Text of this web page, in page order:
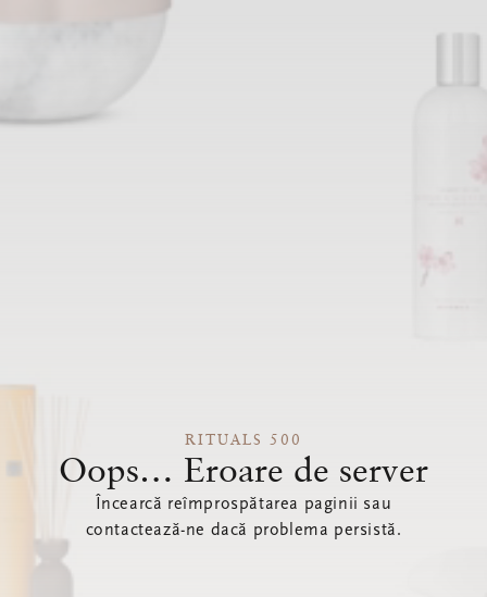
RITUALS 500
Oops… Eroare de server
Încearcă reîmprospătarea paginii sau
contactează-ne dacă problema persistă.